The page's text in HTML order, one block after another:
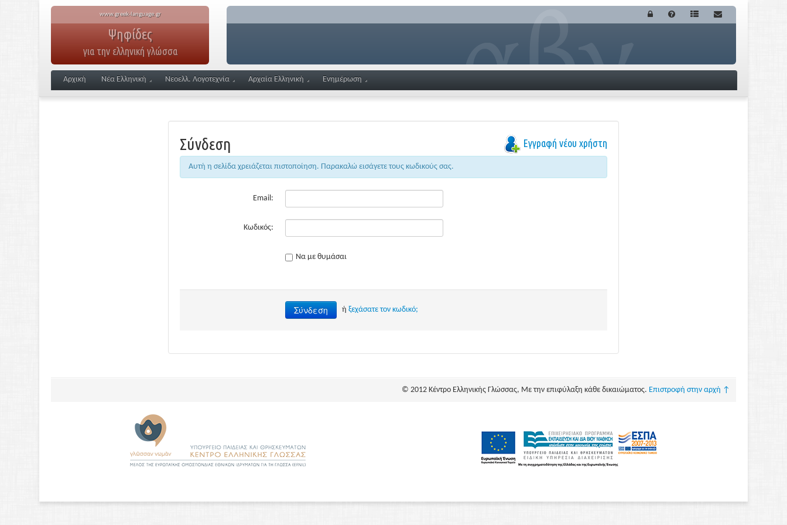
www.greek-language.gr
Ψηφίδες
για την ελληνική γλώσσα
Αρχική Νέα Ελληνική Νεοελλ. Λογοτεχνία Αρχαία Ελληνική Ενημέρωση
Σύνδεση Εγγραφή νέου χρήστη
Αυτή η σελίδα χρειάζεται πιστοποίηση. Παρακαλώ εισάγετε τους κωδικούς σας.
Email:
Κωδικός:
Να με θυμάσαι
Σύνδεση ή ξεχάσατε τον κωδικό;
© 2012 Κέντρο Ελληνικής Γλώσσας, Με την επιφύλαξη κάθε δικαιώματος. Επιστροφή στην αρχή ↑